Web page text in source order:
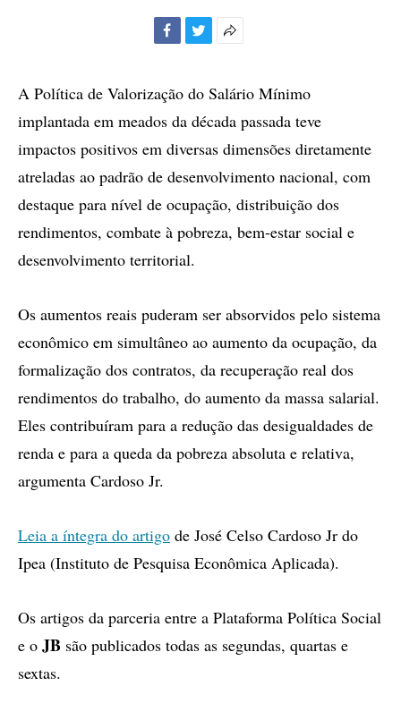
compartilhamento
A Política de Valorização do Salário Mínimo
implantada em meados da década passada teve
impactos positivos em diversas dimensões diretamente
atreladas ao padrão de desenvolvimento nacional, com
destaque para nível de ocupação, distribuição dos
rendimentos, combate à pobreza, bem-estar social e
desenvolvimento territorial.
Os aumentos reais puderam ser absorvidos pelo sistema
econômico em simultâneo ao aumento da ocupação, da
formalização dos contratos, da recuperação real dos
rendimentos do trabalho, do aumento da massa salarial.
Eles contribuíram para a redução das desigualdades de
renda e para a queda da pobreza absoluta e relativa,
argumenta Cardoso Jr.
Leia a íntegra do artigo de José Celso Cardoso Jr do
Ipea (Instituto de Pesquisa Econômica Aplicada).
Os artigos da parceria entre a Plataforma Política Social
e o JB são publicados todas as segundas, quartas e
sextas.